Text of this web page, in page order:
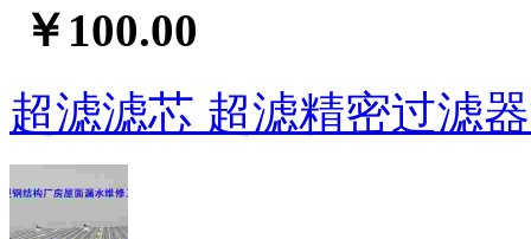
￥100.00
超滤滤芯 超滤精密过滤